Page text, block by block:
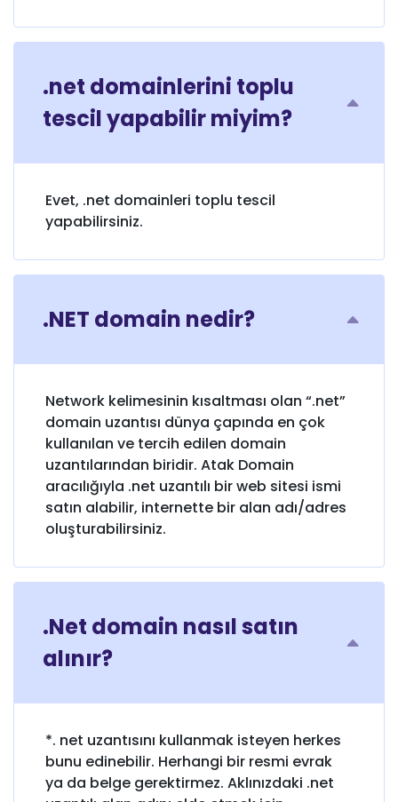
.net domainlerini toplu
tescil yapabilir miyim?
Evet, .net domainleri toplu tescil
yapabilirsiniz.
.NET domain nedir?
Network kelimesinin kısaltması olan “.net”
domain uzantısı dünya çapında en çok
kullanılan ve tercih edilen domain
uzantılarından biridir. Atak Domain
aracılığıyla .net uzantılı bir web sitesi ismi
satın alabilir, internette bir alan adı/adres
oluşturabilirsiniz.
.Net domain nasıl satın
alınır?
*. net uzantısını kullanmak isteyen herkes
bunu edinebilir. Herhangi bir resmi evrak
ya da belge gerektirmez. Aklınızdaki .net